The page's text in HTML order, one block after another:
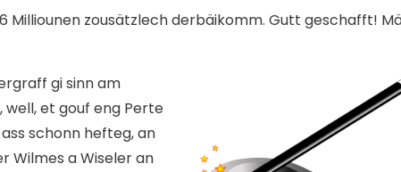
Milliounen zousätzlech derbäikomm. Gutt geschafft!
gi sinn am
et gouf eng Perte
schonn hefteg, an
Wilmes a Wiseler an